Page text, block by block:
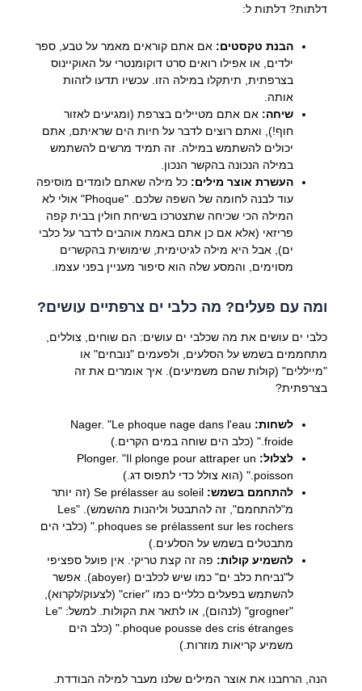
דלתות? דלתות ל:
הבנת טקסטים: אם אתם קוראים מאמר על טבע, ספר
ילדים, או אפילו רואים סרט דוקומנטרי על האוקיינוס
בצרפתית, תיתקלו במילה הזו. עכשיו תדעו לזהות
אותה.
שיחה: אם אתם מטיילים בצרפת (ומגיעים לאזור
חוף!), ואתם רוצים לדבר על חיות הים שראיתם, אתם
יכולים להשתמש במילה. זה תמיד מרשים להשתמש
במילה הנכונה בהקשר הנכון.
העשרת אוצר מילים: כל מילה שאתם לומדים מוסיפה
עוד לבנה לחומה של השפה שלכם. "Phoque" אולי לא
המילה הכי שכיחה שתצטרכו בשיחת חולין בבית קפה
פריזאי (אלא אם כן אתם באמת אוהבים לדבר על כלבי
ים), אבל היא מילה לגיטימית, שימושית בהקשרים
מסוימים, והמסע שלה הוא סיפור מעניין בפני עצמו.
ומה עם פעלים? מה כלבי ים צרפתיים עושים?
כלבי ים עושים את מה שכלבי ים עושים: הם שוחים, צוללים,
מתחממים בשמש על הסלעים, ולפעמים "נובחים" או
"מייללים" (קולות שהם משמיעים). איך אומרים את זה
בצרפתית?
לשחות: Nager. "Le phoque nage dans l'eau
froide." (כלב הים שוחה במים הקרים.)
לצלול: Plonger. "Il plonge pour attraper un
poisson." (הוא צולל כדי לתפוס דג.)
להתחמם בשמש:
Se prélasser au soleil (זה יותר
מ"להתחמם", זה להתבטל וליהנות מהשמש). "Les
phoques se prélassent sur les rochers." (כלבי הים
מתבטלים בשמש על הסלעים.)
להשמיע קולות: פה זה קצת טריקי. אין פועל ספציפי
ל"נביחת כלב ים" כמו שיש לכלבים (aboyer). אפשר
להשתמש בפעלים כלליים כמו "crier" (לצעוק/לקרוא),
"grogner" (לנהום), או לתאר את הקולות. למשל: "Le
phoque pousse des cris étranges." (כלב הים
משמיע קריאות מוזרות.)
הנה, הרחבנו את אוצר המילים שלנו מעבר למילה הבודדת.